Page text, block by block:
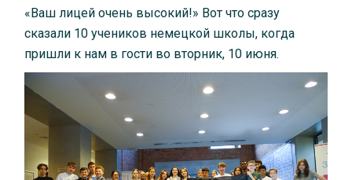
«Ваш лицей очень высокий!» Вот что сразу
сказали 10 учеников немецкой школы, когда
пришли к нам в гости во вторник, 10 июня.